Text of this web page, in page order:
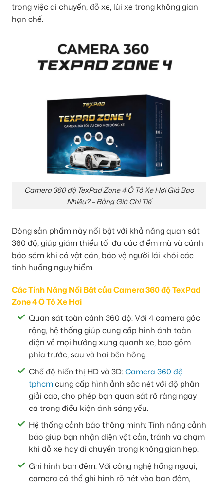
trong việc di chuyển, đỗ xe, lùi xe trong không gian
hạn chế.
Camera 360 độ TexPad Zone 4 Ô Tô Xe Hơi Giá Bao
Nhiêu? – Bảng Giá Chi Tiế
Dòng sản phẩm này nổi bật với khả năng quan sát
360 độ, giúp giảm thiểu tối đa các điểm mù và cảnh
báo sớm khi có vật cản, bảo vệ người lái khỏi các
tình huống nguy hiểm.
Các Tính Năng Nổi Bật của Camera 360 độ TexPad
Zone 4 Ô Tô Xe Hơi
Quan sát toàn cảnh 360 độ: Với 4 camera góc
rộng, hệ thống giúp cung cấp hình ảnh toàn
diện về mọi hướng xung quanh xe, bao gồm
phía trước, sau và hai bên hông.
Chế độ hiển thị HD và 3D:Camera 360 độ
tphcmcung cấp hình ảnh sắc nét với độ phân
giải cao, cho phép bạn quan sát rõ ràng ngay
cả trong điều kiện ánh sáng yếu.
Hệ thống cảnh báo thông minh: Tính năng cảnh
báo giúp bạn nhận diện vật cản, tránh va chạm
khi đỗ xe hay di chuyển trong không gian hẹp.
Ghi hình ban đêm: Với công nghệ hồng ngoại,
camera có thể ghi hình rõ nét vào ban đêm,